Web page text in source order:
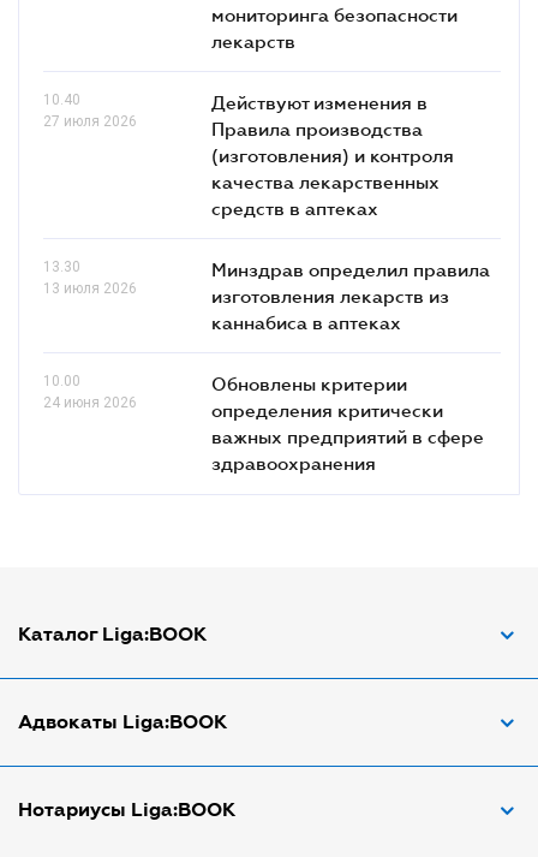
мониторинга безопасности
лекарств
10.40
27 июля 2026
Действуют изменения в
Правила производства
(изготовления) и контроля
качества лекарственных
средств в аптеках
13.30
13 июля 2026
Минздрав определил правила
изготовления лекарств из
каннабиса в аптеках
10.00
24 июня 2026
Обновлены критерии
определения критически
важных предприятий в сфере
здравоохранения
Каталог Liga:BOOK
Адвокат по трудовым спорам
Арбитражный управляющий
Адвокаты Liga:BOOK
Адвокаты в Днепре
Нотариусы Liga:BOOK